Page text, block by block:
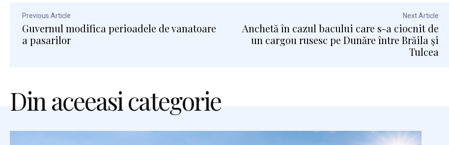
Previous Article
Guvernul modifica perioadele de vanatoare
a pasarilor
Next Article
Anchetă în cazul bacului care s-a ciocnit de
un cargou rusesc pe Dunăre între Brăila şi
Tulcea
Din aceeasi categorie